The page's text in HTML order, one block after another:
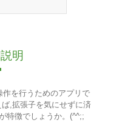
明
を行うためのアプリで
,拡張子を気にせずに済
特徴でしょうか。(^^;;